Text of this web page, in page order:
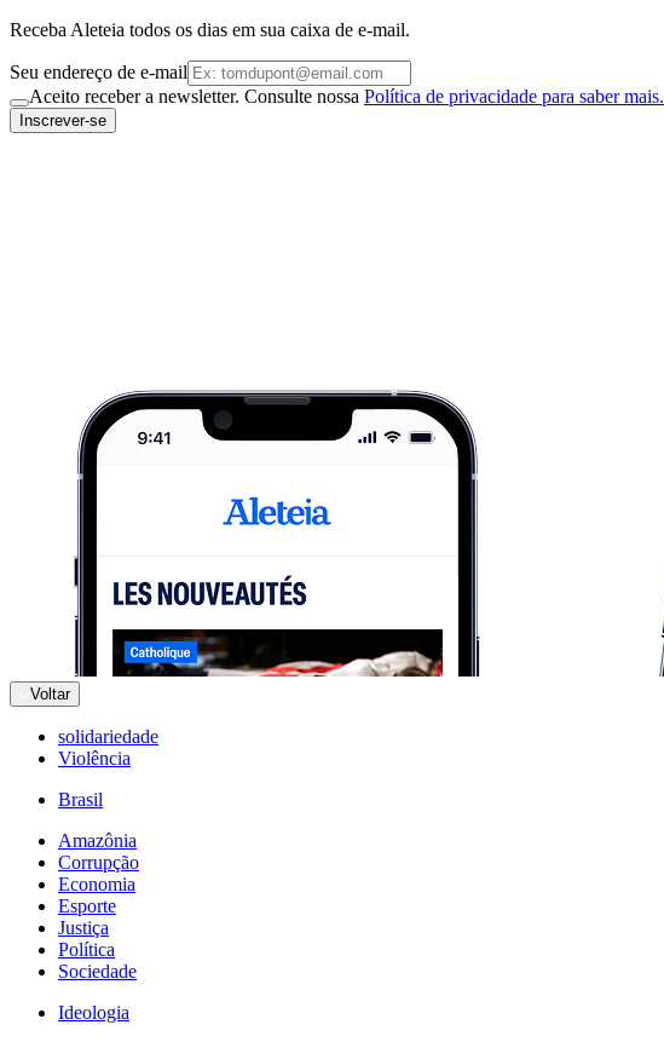
Receba Aleteia todos os dias em sua caixa de e-mail.
Seu endereço de e-mail
Aceito receber a newsletter. Consulte nossa Política de privacidade para saber mais.
Inscrever-se
Voltar
solidariedade
Violência
Brasil
Amazônia
Corrupção
Economia
Esporte
Justiça
Política
Sociedade
Ideologia